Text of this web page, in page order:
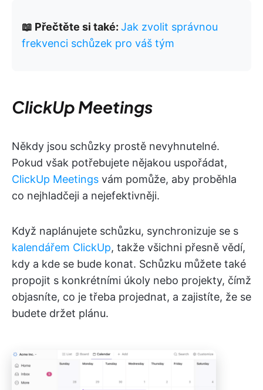
📖 Přečtěte si také: Jak zvolit správnou
frekvenci schůzek pro váš tým
ClickUp Meetings
Někdy jsou schůzky prostě nevyhnutelné.
Pokud však potřebujete nějakou uspořádat,
ClickUp Meetings vám pomůže, aby proběhla
co nejhladčeji a nejefektivněji.
Když naplánujete schůzku, synchronizuje se s
kalendářem ClickUp, takže všichni přesně vědí,
kdy a kde se bude konat. Schůzku můžete také
propojit s konkrétními úkoly nebo projekty, čímž
objasníte, co je třeba projednat, a zajistíte, že se
budete držet plánu.